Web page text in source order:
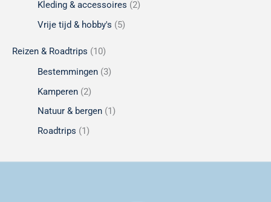
Kleding & accessoires (2)
Vrije tijd & hobby's (5)
Reizen & Roadtrips (10)
Bestemmingen(3)
Kamperen(2)
Natuur & bergen(1)
Roadtrips (1)